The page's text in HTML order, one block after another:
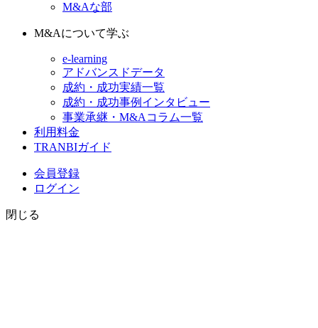
M&Aな部
M&Aについて学ぶ
e-learning
アドバンスドデータ
成約・成功実績一覧
成約・成功事例インタビュー
事業承継・M&Aコラム一覧
利用料金
TRANBIガイド
会員登録
ログイン
閉じる